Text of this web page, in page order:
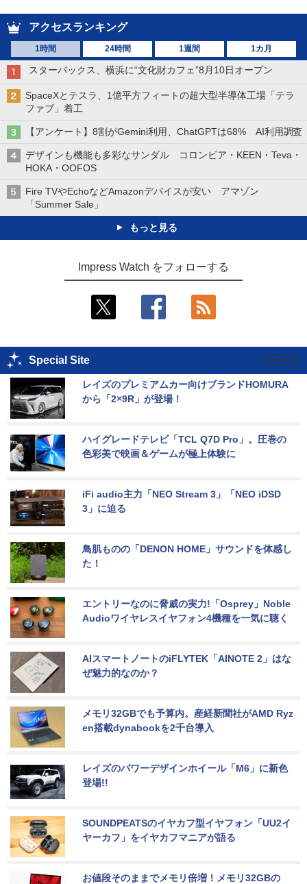
アクセスランキング
1時間 24時間 1週間 1カ月
スターバックス、横浜に“文化財カフェ”8月10日オープン
SpaceXとテスラ、1億平方フィートの超大型半導体工場「テラ
ファブ」着工
【アンケート】8割がGemini利用、ChatGPTは68% AI利用調査
デザインも機能も多彩なサンダル コロンビア・KEEN・Teva・
HOKA・OOFOS
Fire TVやEchoなどAmazonデバイスが安い アマゾン
「Summer Sale」
もっと見る
Impress Watch をフォローする
Special Site
レイズのプレミアムカー向けブランドHOMURA
から「2×9R」が登場！
ハイグレードテレビ「TCL Q7D Pro」。圧巻の
色彩美で映画＆ゲームが極上体験に
iFi audio主力「NEO Stream 3」「NEO iDSD
3」に迫る
鳥肌ものの「DENON HOME」サウンドを体感し
た！
エントリーなのに脅威の実力!「Osprey」Noble
Audioワイヤレスイヤフォン4機種を一気に聴く
AIスマートノートのiFLYTEK「AINOTE 2」はな
ぜ魅力的なのか？
メモリ32GBでも予算内。産経新聞社がAMD Ryz
en搭載dynabookを2千台導入
レイズのパワーデザインホイール「M6」に新色
登場!!
SOUNDPEATSのイヤカフ型イヤフォン「UU2イ
ヤーカフ」をイヤカフマニアが語る
お値段そのままでメモリ倍増！メモリ32GBの